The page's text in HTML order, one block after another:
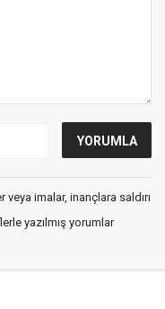
imalar, inançlara saldırı
yazılmış yorumlar